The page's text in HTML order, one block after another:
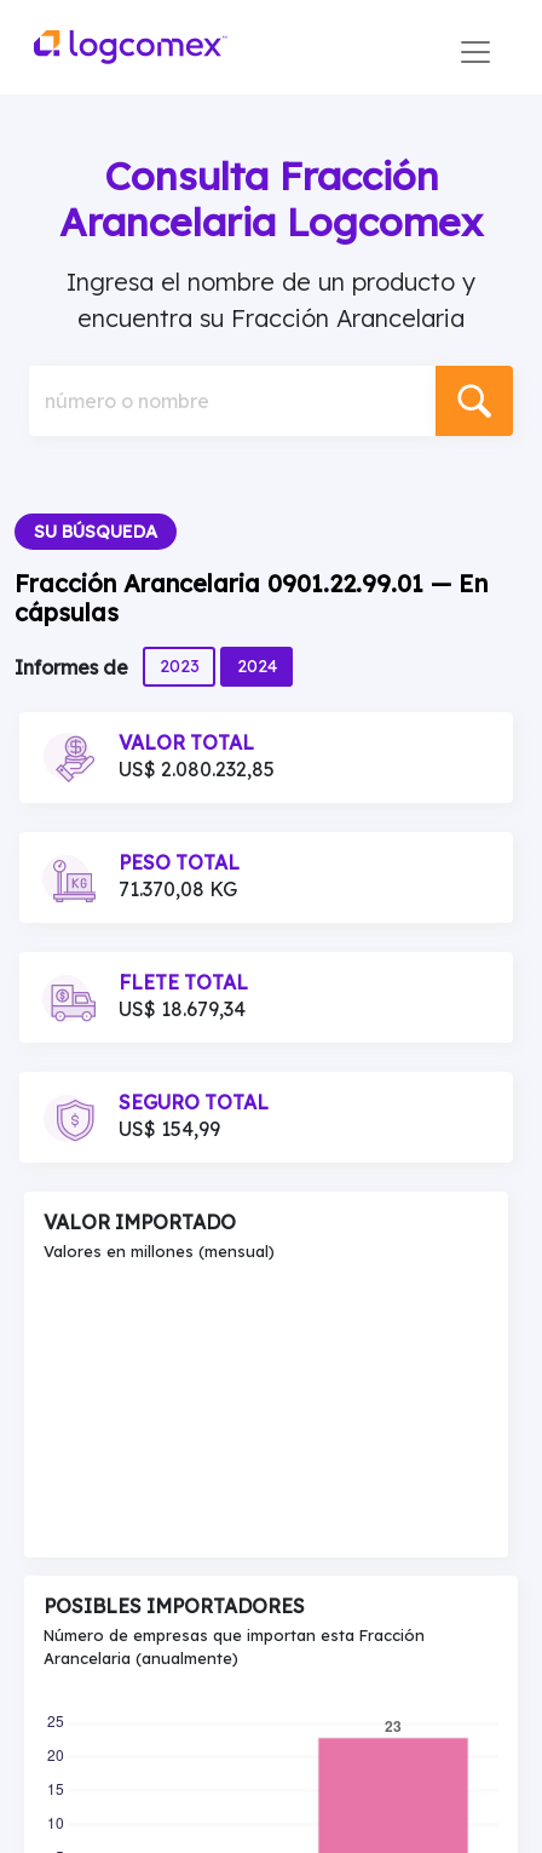
Consulta Fracción
Arancelaria Logcomex
Ingresa el nombre de un producto y
encuentra su Fracción Arancelaria
número o nombre
SU BÚSQUEDA
Fracción Arancelaria 0901.22.99.01 — En
cápsulas
Informes de 2023 2024
VALOR TOTAL
US$ 2.080.232,85
PESO TOTAL
71.370,08 KG
FLETE TOTAL
US$ 18.679,34
SEGURO TOTAL
US$ 154,99
VALOR IMPORTADO
Valores en millones (mensual)
POSIBLES IMPORTADORES
Número de empresas que importan esta Fracción
Arancelaria (anualmente)